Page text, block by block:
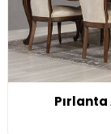
Pırlanta